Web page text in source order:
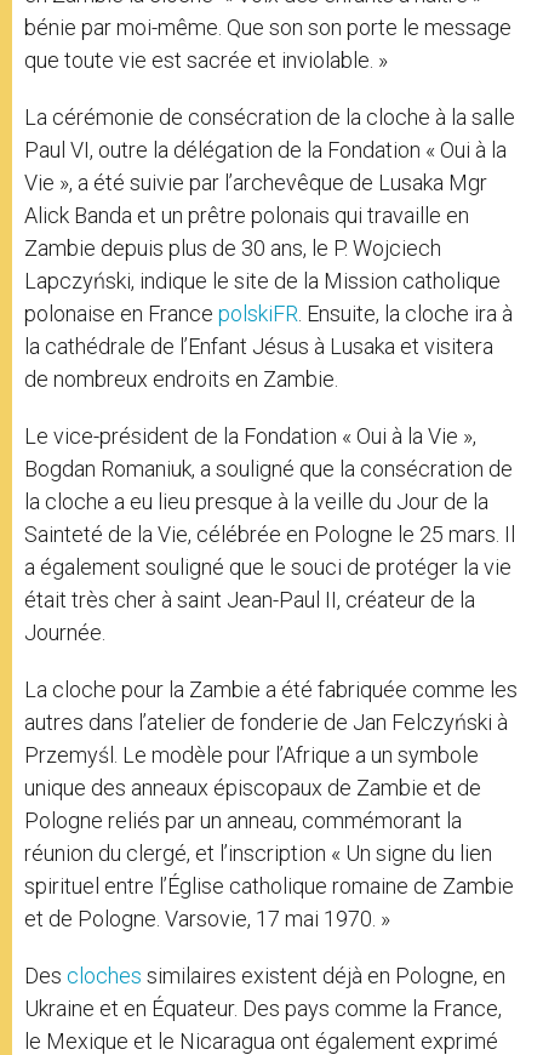
bénie par moi-même. Que son son porte le message
que toute vie est sacrée et inviolable. »
La cérémonie de consécration de la cloche à la salle
Paul VI, outre la délégation de la Fondation « Oui à la
Vie », a été suivie par l’archevêque de Lusaka Mgr
Alick Banda et un prêtre polonais qui travaille en
Zambie depuis plus de 30 ans, le P. Wojciech
Lapczyński, indique le site de la Mission catholique
polonaise en France polskiFR . Ensuite, la cloche ira à
la cathédrale de l’Enfant Jésus à Lusaka et visitera
de nombreux endroits en Zambie.
Le vice-président de la Fondation « Oui à la Vie »,
Bogdan Romaniuk, a souligné que la consécration de
la cloche a eu lieu presque à la veille du Jour de la
Sainteté de la Vie, célébrée en Pologne le 25 mars. Il
a également souligné que le souci de protéger la vie
était très cher à saint Jean-Paul II, créateur de la
Journée.
La cloche pour la Zambie a été fabriquée comme les
autres dans l’atelier de fonderie de Jan Felczyński à
Przemyśl. Le modèle pour l’Afrique a un symbole
unique des anneaux épiscopaux de Zambie et de
Pologne reliés par un anneau, commémorant la
réunion du clergé, et l’inscription « Un signe du lien
spirituel entre l’Église catholique romaine de Zambie
et de Pologne. Varsovie, 17 mai 1970. »
Des cloches similaires existent déjà en Pologne, en
Ukraine et en Équateur. Des pays comme la France,
le Mexique et le Nicaragua ont également exprimé